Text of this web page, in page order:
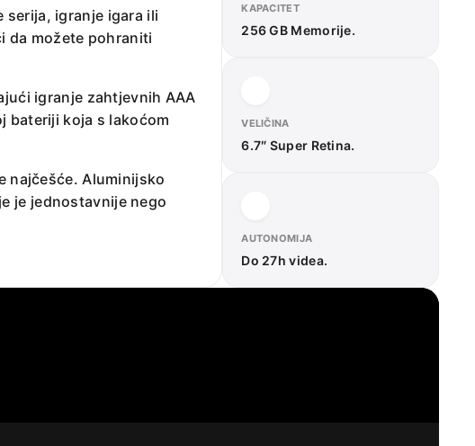
serija, igranje igara ili
da možete pohraniti
igranje zahtjevnih AAA
bateriji koja s lakoćom
najčešće. Aluminijsko
je jednostavnije nego
KAPACITET
256 GB Memorije.
VELIČINA
6.7″ Super Retina.
AUTONOMIJA
Do 27h videa.